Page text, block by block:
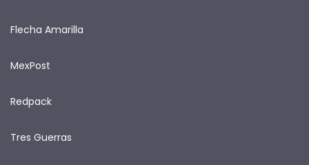
Flecha Amarilla
MexPost
Redpack
Tres Guerras